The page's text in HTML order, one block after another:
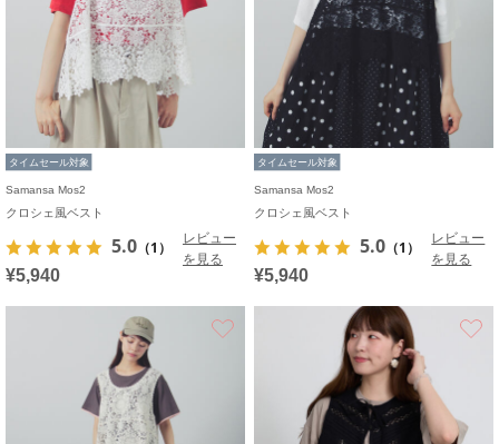
タイムセール対象
Samansa Mos2
クロシェ風ベスト
5.0 （1）
レビュー
を見る
¥5,940
タイムセール対象
Samansa Mos2
クロシェ風ベスト
5.0 （1）
レビュー
を見る
¥5,940